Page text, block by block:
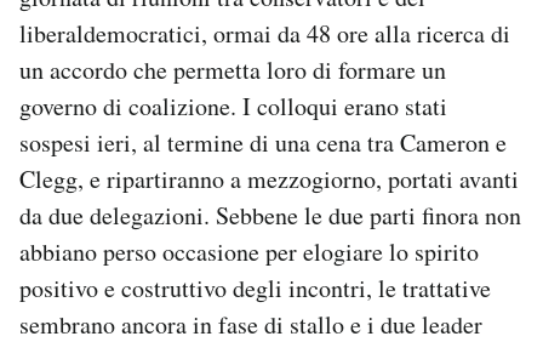
AREA PERSONALE
Area Personale
Newsletter
Notifiche mobile
Regala il Post
liberaldemocratici, ormai da 48 ore alla ricerca di
un accordo che permetta loro di formare un
governo di coalizione. I colloqui erano stati
sospesi ieri, al termine di una cena tra Cameron e
Clegg, e ripartiranno a mezzogiorno, portati avanti
da due delegazioni. Sebbene le due parti finora non
abbiano perso occasione per elogiare lo spirito
positivo e costruttivo degli incontri, le trattative
sembrano ancora in fase di stallo e i due leader